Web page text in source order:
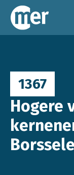
Commissie mer
1367
Hogere